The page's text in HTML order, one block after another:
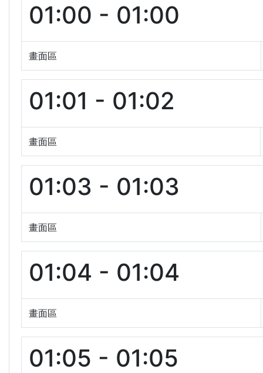
01:00 - 01:00
畫面區
01:01 - 01:02
畫面區
01:03 - 01:03
畫面區
01:04 - 01:04
畫面區
01:05 - 01:05